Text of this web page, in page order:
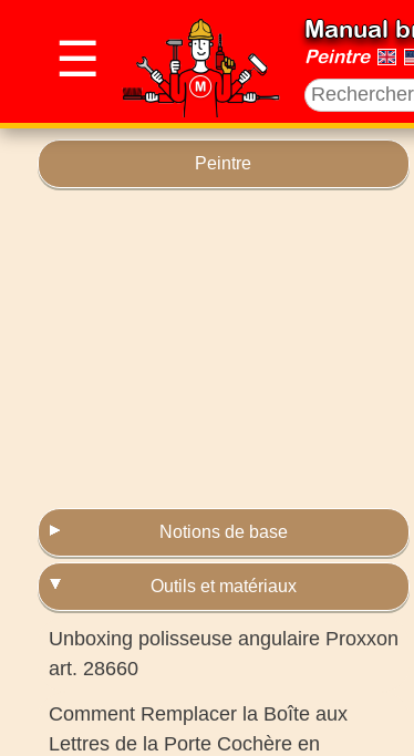
☰
Manual
Peintre
Peintre
Notions de base
Outils et matériaux
Unboxing polisseuse angulaire Proxxon
art. 28660
Comment Remplacer la Boîte aux
Lettres de la Porte Cochère en